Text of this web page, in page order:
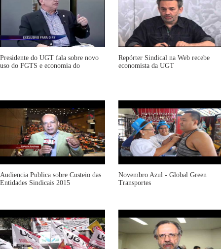
Presidente do UGT fala sobre novo
uso do FGTS e economia do
Repórter Sindical na Web recebe
economista da UGT
Audiencia Publica sobre Custeio das
Entidades Sindicais 2015
Novembro Azul - Global Green
Transportes